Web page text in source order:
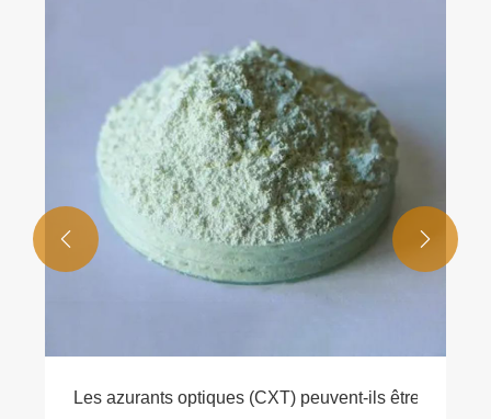
Les azurants optiques (CXT) peuvent-ils être
 